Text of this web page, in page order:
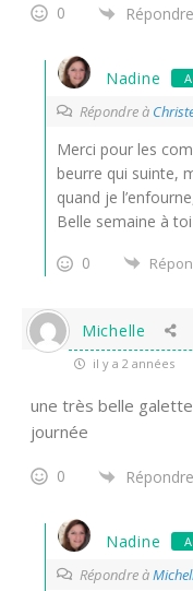
0 Répondre
Nadine
Répondre à
Merci pour les
beurre qui suinte,
quand je
Belle semaine à
0
Michelle
il y a 2 années
une très belle
journée
0 Répondre
Nadine
Répondre à